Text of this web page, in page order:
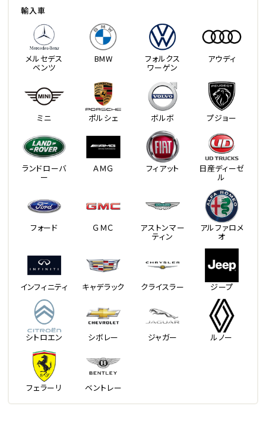
輸入車
メルセデス
ベンツ
BMW フォルクス
ワーゲン
アウディ
ミニ ポルシェ ボルボ プジョー
ランドローバ
ー
ＡＭＧ フィアット 日産ディーゼ
ル
フォード ＧＭＣ アストンマー
ティン
アルファロメ
オ
インフィニティ キャデラック クライスラー ジープ
シトロエン シボレー ジャガー ルノー
フェラーリ ベントレー